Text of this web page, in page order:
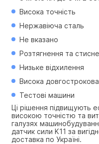
Висока точність
Нержавіюча сталь
Не вказано
Розтягнення та
Низьке відхилення
Висока довгострокова
Тестові машини
Ці рішення підвищують
високою точністю та
галузях
датчик сили K11 за
доставка по Україні.